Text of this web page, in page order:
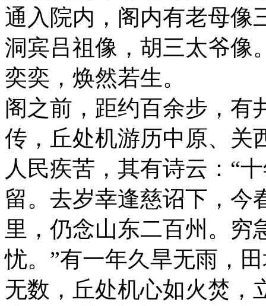
通入院内，阁内有老母像
洞宾吕祖像，胡三太爷像
奕奕，焕然若生。
阁之前，距约百余步，有
传，丘处机游历中原、关
人民疾苦，其有诗云：“
留。去岁幸逢慈诏下，今
里，仍念山东二百州。穷
忧。”有一年久旱无雨，
无数，丘处机心如火焚，